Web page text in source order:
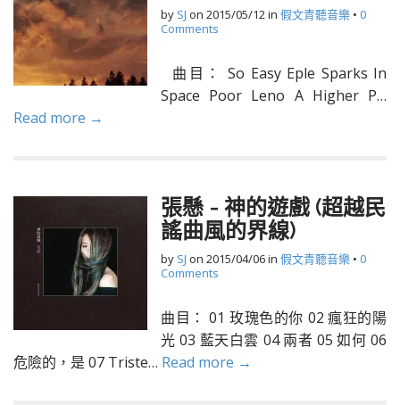
by SJ on 2015/05/12in 假文青聽音樂 • 0
Comments
曲目： So Easy Eple Sparks In
Space Poor Leno A Higher P…
Read more →
張懸 - 神的遊戲 (超越民
謠曲風的界線)
by SJ on 2015/04/06in 假文青聽音樂 • 0
Comments
曲目： 01 玫瑰色的你 02 瘋狂的陽
光 03 藍天白雲 04 兩者 05 如何 06
危險的，是 07 Triste… Read more →